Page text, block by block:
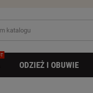
ODZIEŻ I OBUWIE